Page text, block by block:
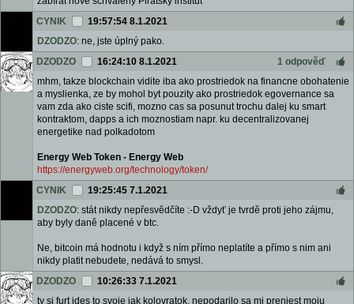
CYNIK
19:57:54 8.1.2021
DZODZO: ne, jste úplný pako.
DZODZO
16:24:10 8.1.2021
1 odpověď
mhm, takze blockchain vidite iba ako prostriedok na financne obohatenie
a myslienka, ze by mohol byt pouzity ako prostriedok egovernance sa
vam zda ako ciste scifi, mozno cas sa posunut trochu dalej ku smart
kontraktom, dapps a ich moznostiam napr. ku decentralizovanej
energetike nad polkadotom
Energy Web Token - Energy Web
https://energyweb.org/technology/token/
CYNIK
19:25:45 7.1.2021
DZODZO: stát nikdy nepřesvědčíte :-D vždyť je tvrdě proti jeho zájmu,
aby byly daně placené v btc.
Ne, bitcoin má hodnotu i když s ním přímo neplatíte a přímo s nim ani
nikdy platit nebudete, nedává to smysl.
DZODZO
10:26:33 7.1.2021
ty si furt ides to svoje jak kolovratok, nepodarilo sa mi preniest moju